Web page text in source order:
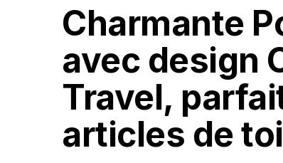
Charmante
avec design
Travel,
articles de